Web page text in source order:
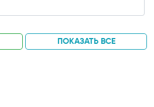
ПОКАЗАТЬ ВСЕ